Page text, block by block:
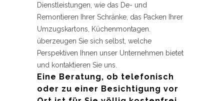
Dienstleistungen, wie das De- und
Remontieren Ihrer Schränke, das Packen Ihrer
Umzugskartons, Küchenmontagen.
überzeugen Sie sich selbst, welche
Perspektiven Ihnen unser Unternehmen bietet
und kontaktieren Sie uns.
Eine Beratung, ob telefonisch
oder zu einer Besichtigung vor